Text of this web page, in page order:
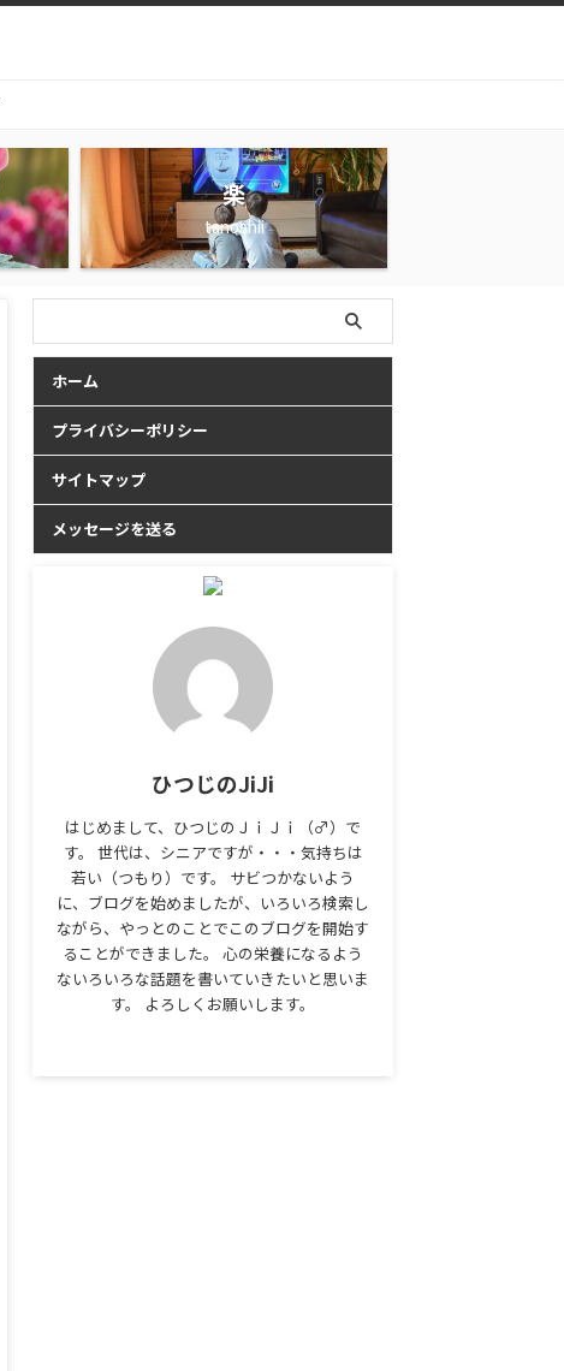
楽
tanoshii
ホーム
プライバシーポリシー
サイトマップ
メッセージを送る
ひつじのJiJi
はじめまして、ひつじのＪｉＪｉ（♂）で
す。 世代は、シニアですが・・・気持ちは
若い（つもり）です。 サビつかないよう
に、ブログを始めましたが、いろいろ検索し
ながら、やっとのことでこのブログを開始す
ることができました。 心の栄養になるよう
ないろいろな話題を書いていきたいと思いま
す。 よろしくお願いします。